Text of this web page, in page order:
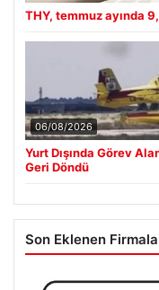
THY, temmuz ayında
06/08/2026
Yurt Dışında Görev
Geri Döndü
Son Eklenen